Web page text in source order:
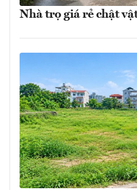
Nhà trọ giá rẻ chật